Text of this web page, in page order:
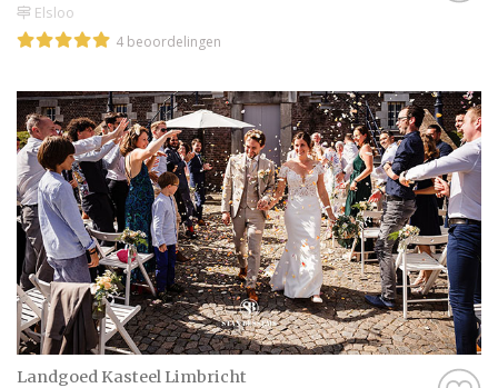
Elsloo
4 beoordelingen
Landgoed Kasteel Limbricht